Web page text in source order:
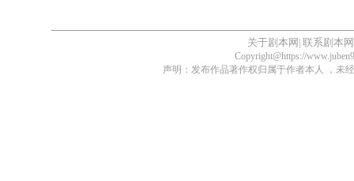
关于剧本网 联系剧本网
Copyright@https://
声明：发布作品著作权归属于作者本人 ，未